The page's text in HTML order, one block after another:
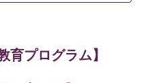
プログラム】